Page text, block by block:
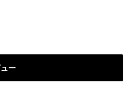
ー